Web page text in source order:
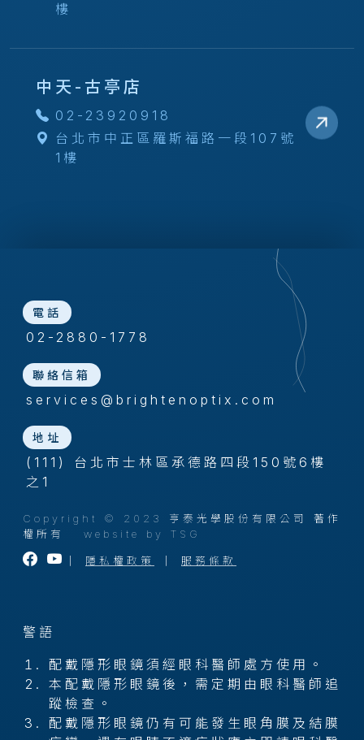
樓
中天-古亭店
02-23920918
台北市中正區羅斯福路一段107號
1樓
電話
02-2880-1778
聯絡信箱
services@brightenoptix.com
地址
(111) 台北市士林區承德路四段150號6樓
之1
Copyright © 2023 亨泰光學股份有限公司 著作
權所有 website by TSG
隱私權政策 服務條款
警語
配戴隱形眼鏡須經眼科醫師處方使用。
本配戴隱形眼鏡後，需定期由眼科醫師追
蹤檢查。
配戴隱形眼鏡仍有可能發生眼角膜及結膜